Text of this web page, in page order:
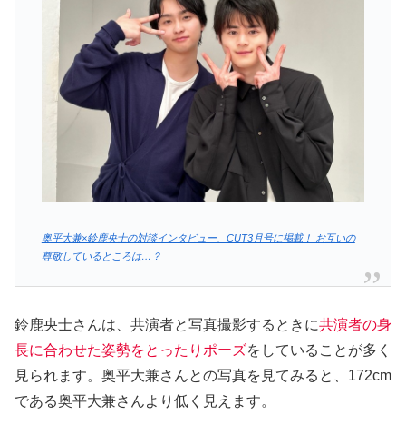
奥平大兼×鈴鹿央士の対談インタビュー、CUT3月号に掲載！ お互いの
尊敬しているところは…？
鈴鹿央士さんは、共演者と写真撮影するときに共演者の身
長に合わせた姿勢をとったりポーズをしていることが多く
見られます。奥平大兼さんとの写真を見てみると、172cm
である奥平大兼さんより低く見えます。